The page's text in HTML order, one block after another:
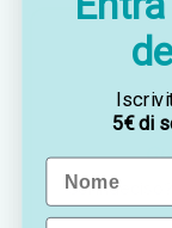
Sei
5€ di
Name